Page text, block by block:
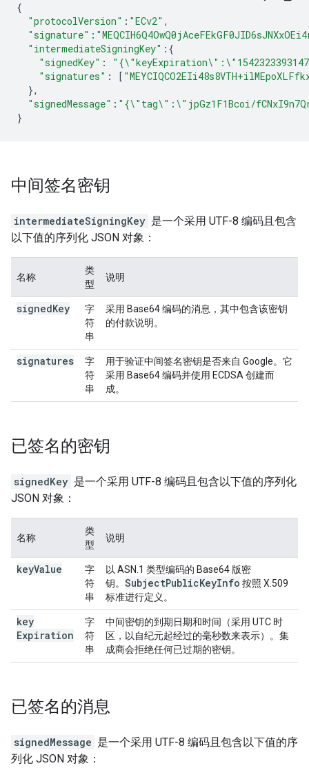
{
"protocolVersion" : "ECv2" ,
"signature" :
"intermediateSigningKey" : {
"signedKey" :
"signatures" : [
},
"signedMessage" : "{\"tag\":\"jpGz1F1Bcoi/
}
中间签名密钥
intermediateSigningKey 是一个采用 UTF-8 编码且包含
以下值的序列化 JSON 对象：
名称
类
型
说明
signedKey
字
符
串
采用 Base64 编码的消息，其中包含该密钥
的付款说明。
signatures
字
符
串
用于验证中间签名密钥是否来自 Google。它
采用 Base64 编码并使用 ECDSA 创建而
成。
已签名的密钥
signedKey 是一个采用 UTF-8 编码且包含以下值的序列化
JSON 对象：
名称
类
型
说明
keyValue
字
符
串
以 ASN.1 类型编码的 Base64 版密
钥。 SubjectPublicKeyInfo 按照 X.509
标准进行定义。
key
Expiration
字
符
串
中间密钥的到期日期和时间（采用 UTC 时
区，以自纪元起经过的毫秒数来表示）。集
成商会拒绝任何已过期的密钥。
已签名的消息
signedMessage 是一个采用 UTF-8 编码且包含以下值的序
列化 JSON 对象：